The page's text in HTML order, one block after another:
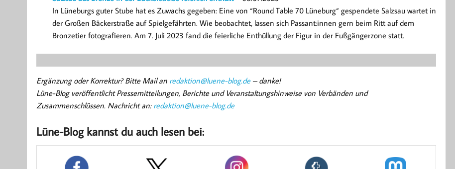
In Lüneburgs guter Stube hat es Zuwachs gegeben: Eine von “Round Table 70 Lüneburg“ gespendete Salzsau wartet in
der Großen Bäckerstraße auf Spielgefährten. Wie beobachtet, lassen sich Passant:innen gern beim Ritt auf dem
Bronzetier fotografieren. Am 7. Juli 2023 fand die feierliche Enthüllung der Figur in der Fußgängerzone statt.
Ergänzung oder Korrektur? Bitte Mail an redaktion@luene-blog.de– danke!
Lüne-Blog veröffentlicht Pressemitteilungen, Berichte und Veranstaltungshinweise von Verbänden und
Zusammenschlüssen. Nachricht an: redaktion@luene-blog.de
Lüne-Blog kannst du auch lesen bei: